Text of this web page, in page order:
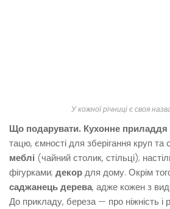
У кожної річниці є своя
Що подарувати. Кухонне приладдя
тацю, ємності для зберігання круп та
меблі (чайний столик, стільці);
фігурками; декордля дому. Окрім
саджанець дерева, адже кожен з
До прикладу, береза — про ніжність і